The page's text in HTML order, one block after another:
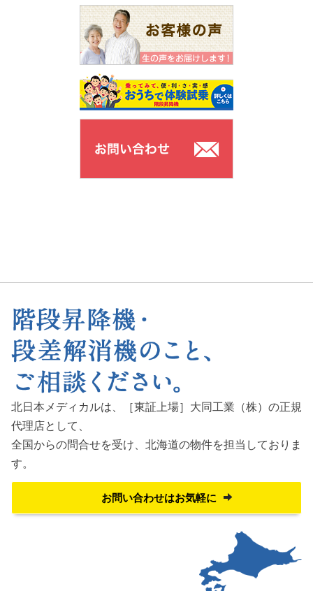
北日本メディカルは、［東証上場］大同工業（株）の正規
代理店として、
全国からの問合せを受け、 北海道の物件を担当しておりま
す。
お問い合わせはお気軽に